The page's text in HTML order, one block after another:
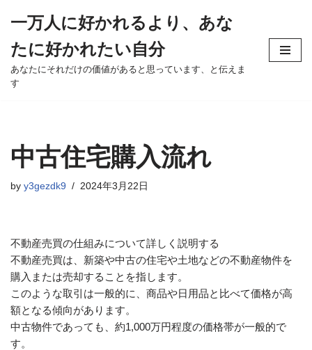
to
content
一万人に好かれるより、あな
たに好かれたい自分
あなたにそれだけの価値があると思っています、と伝えま
す
中古住宅購入流れ
by y3gezdk9 2024年3月22日
不動産売買の仕組みについて詳しく説明する
不動産売買は、新築や中古の住宅や土地などの不動産物件を
購入または売却することを指します。
このような取引は一般的に、商品や日用品と比べて価格が高
額となる傾向があります。
中古物件であっても、約1,000万円程度の価格帯が一般的で
す。